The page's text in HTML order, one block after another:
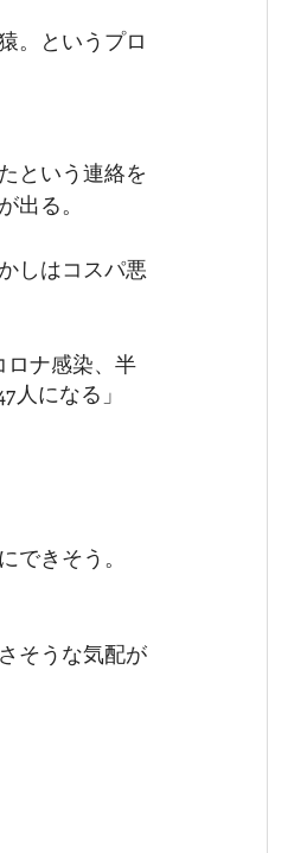
。というプロ
という連絡を
る。
しはコスパ悪
ロナ感染、半
人になる」
きそう。
そうな気配が